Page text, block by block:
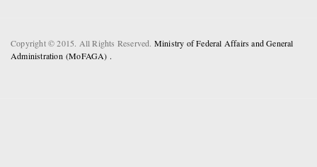
Copyright © 2015. All Rights Reserved. Ministry of Federal Affairs and General
Administration (MoFAGA) .